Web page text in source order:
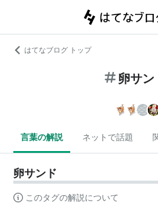
はてなブログ トップ
卵サン
言葉の解説 ネットで話題
卵サンド
このタグの解説について